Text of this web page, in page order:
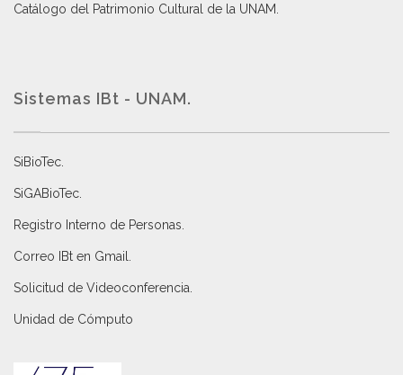
Catálogo del Patrimonio Cultural de la UNAM.
Sistemas IBt - UNAM.
SiBioTec
SiGABioTec.
Registro Interno de Personas
Correo IBt en Gmail
Solicitud de Videoconferencia.
Unidad de Cómputo